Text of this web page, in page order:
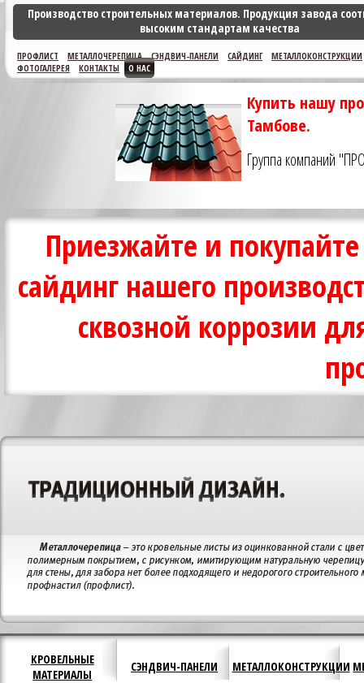
Производство строительных материалов. Продукция завода
высоким стандартам качества
ПРОФЛИСТ МЕТАЛЛОЧЕРЕПИЦА СЭНДВИЧ-ПАНЕЛИ САЙДИНГ
МЕТАЛЛОКОНСТРУКЦИИ
ФОТОГАЛЕРЕЯ
КОНТАКТЫ О НАС
Купить нашу
Тамбове.
Группа компаний
Приезжайте и
сайдинг нашего
сквозной коррозии
КРОВЕЛЬНЫЕ
МАТЕРИАЛЫ
СЭНДВИЧ-ПАНЕЛИ МЕТАЛЛОКОНСТРУКЦИИ